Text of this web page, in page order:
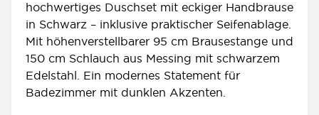
hochwertiges Duschset mit eckiger Handbrause
in Schwarz – inklusive praktischer Seifenablage.
Mit höhenverstellbarer 95 cm Brausestange und
150 cm Schlauch aus Messing mit schwarzem
Edelstahl. Ein modernes Statement für
Badezimmer mit dunklen Akzenten.